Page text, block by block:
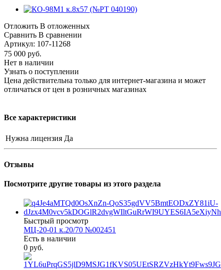
Отложить В отложенных
Сравнить В сравнении
Артикул: 107-11268
75 000 руб.
Нет в наличии
Узнать о поступлении
Цена действительна только для интернет-магазина и может
отличаться от цен в розничных магазинах
Все характеристики
Нужна лицензия Да
Отзывы
Посмотрите другие товары из этого раздела
Быстрый просмотр
МЦ-20-01 к.20/70 №002451
Есть в наличии
0 руб.